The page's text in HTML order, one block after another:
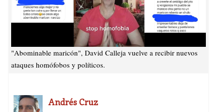
"Abominable maricón", David Calleja vuelve a recibir nuevos
ataques homófobos y políticos.
Andrés Cruz